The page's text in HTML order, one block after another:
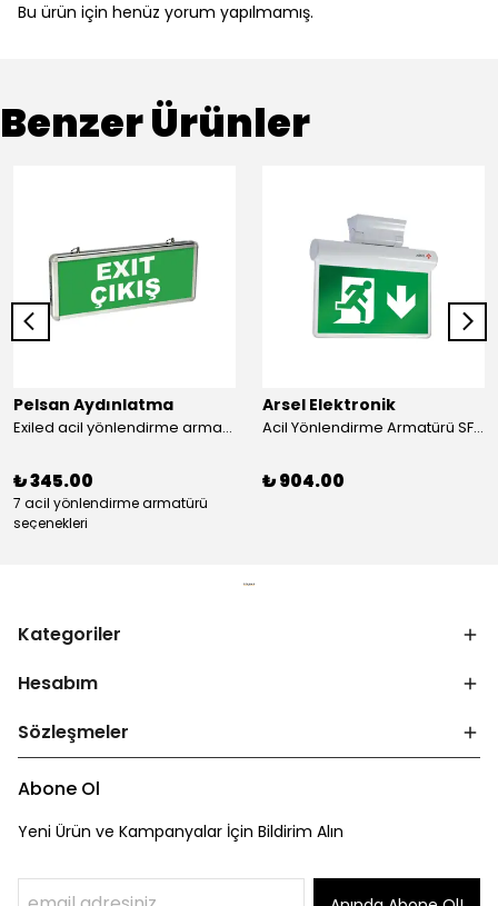
Bu ürün için henüz yorum yapılmamış.
Benzer Ürünler
Pelsan Aydınlatma
​Exiled acil yönlendirme armatürü
₺ 345.00
7 acil yönlendirme armatürü
seçenekleri
Arsel Elektronik
Acil Yönlendirme Armatürü SFS24-3-L
₺ 904.00
Kategoriler
Hesabım
Sözleşmeler
Abone Ol
Yeni Ürün ve Kampanyalar İçin Bildirim Alın